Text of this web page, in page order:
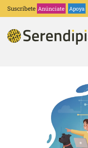
Suscríbete Anúnciate Apoya